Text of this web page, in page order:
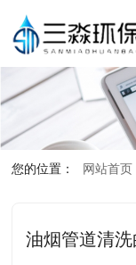
您的位置： 网站首页
油烟管道清